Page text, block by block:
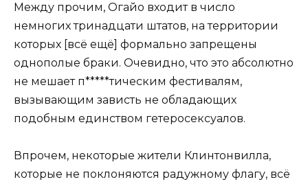
Между прочим, Огайо входит в число
немногих тринадцати штатов, на территории
которых [всё ещё] формально запрещены
однополые браки. Очевидно, что это абсолютно
не мешает п*****тическим фестивалям,
вызывающим зависть не обладающих
подобным единством гетеросексуалов.
Впрочем, некоторые жители Клинтонвилла,
которые не поклоняются радужному флагу, всё